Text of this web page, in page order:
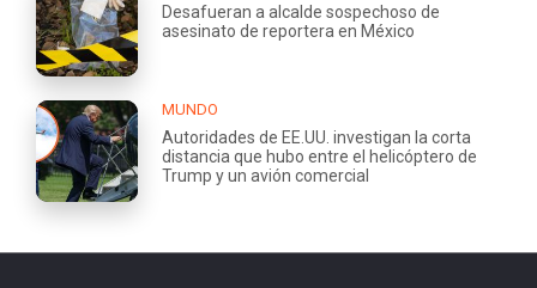
Desafueran a alcalde sospechoso de
asesinato de reportera en México
MUNDO
Autoridades de EE.UU. investigan la corta
distancia que hubo entre el helicóptero de
Trump y un avión comercial